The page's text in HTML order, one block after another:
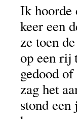
Ik hoorde
keer een
ze toen
op een rij
gedood
zag het
stond